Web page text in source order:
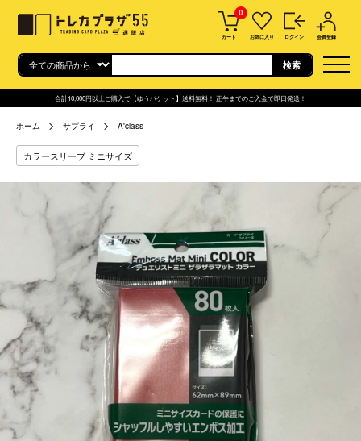
0
カート お気に入り ログイン 会員登録
合計10,000円以上ご購入で【ゆうパケット】送料無料！ 正午までのご入金で即日発送！
ホーム サプライ A'class
カラースリーブ ミニサイズ